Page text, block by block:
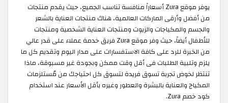
يوفر موقع Zura أسعاراً منافسة تناسب الجميع، حيث يقدم منتجات
من أفضل وأرقى الماركات العالمية، هناك منتجات العناية بالشعر
والجسم والمكياجات والزيوت ومنتجات العناية الشخصية ومنتجات
للأطفال أيضاً، حيث وفر موقع Zura فريق خدمة عملاء على قدر عالي
من الخبرة للرد على كافة الاستفسارات على مدار اليوم وتقديم كل ما
يلزم وتلبية الطلبات فى أقل وقت ممكن وبجودة غير مسبوقة، ماذا
تنتظر لخوض تجربة تسوق فريدة لتسوق كل احتياجك من مُستلزمات
المكياج والعناية بالبشرة والعطور وغيره بأقل الأسعار عند استخدام
كود خصم Zura.